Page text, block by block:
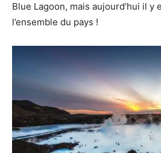
Blue Lagoon, mais aujourd’hui il y
l’ensemble du pays !